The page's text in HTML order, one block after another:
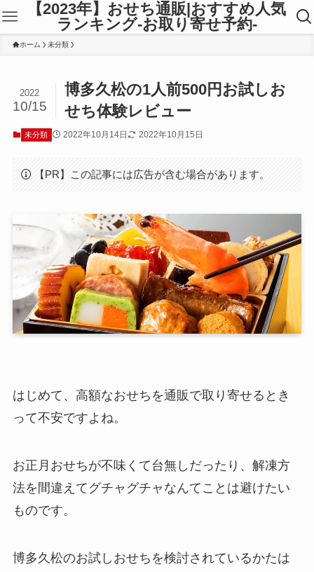
【2023年】おせち通販|おすすめ人気
ランキング-お取り寄せ予約-
ホーム 未分類
博多久松の1人前500円お試しお
せち体験レビュー
2022
10/15
未分類 2022年10月14日 2022年10月15日
【PR】この記事には広告が含む場合があります。
はじめて、高額なおせちを通販で取り寄せるとき
って不安ですよね。
お正月おせちが不味くて台無しだったり、解凍方
法を間違えてグチャグチャなんてことは避けたい
ものです。
博多久松のお試しおせちを検討されているかたは